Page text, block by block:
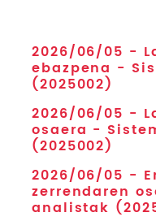
2026/06/05 -
ebazpena -
(2025002)
2026/06/05 -
osaera -
(2025002)
2026/06/05 -
zerrendaren
analistak